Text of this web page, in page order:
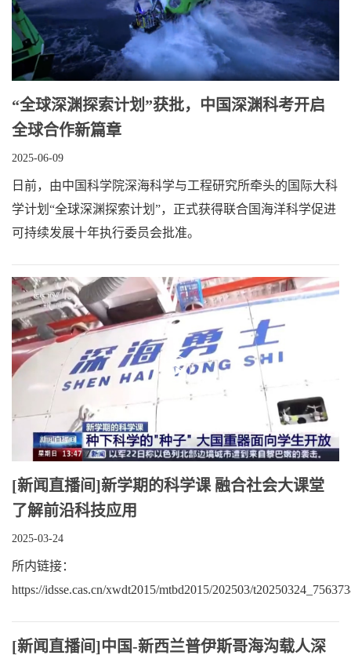
“全球深渊探索计划”获批，中国深渊科考开启
全球合作新篇章
2025-06-09
日前，由中国科学院深海科学与工程研究所牵头的国际大科
学计划“全球深渊探索计划”，正式获得联合国海洋科学促进
可持续发展十年执行委员会批准。
​[新闻直播间]新学期的科学课 融合社会大课堂
了解前沿科技应用
2025-03-24
所内链接：
https://idsse.cas.cn/xwdt2015/mtbd2015/202503/
​[新闻直播间]中国-新西兰普伊斯哥海沟载人深